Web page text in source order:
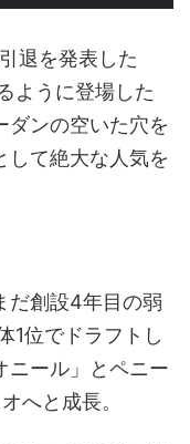
退を発表した
ように登場した
ダンの空いた穴を
して絶大な人気を
だ創設4年目の弱
1位でドラフトし
ニール」とペニー
へと成長。